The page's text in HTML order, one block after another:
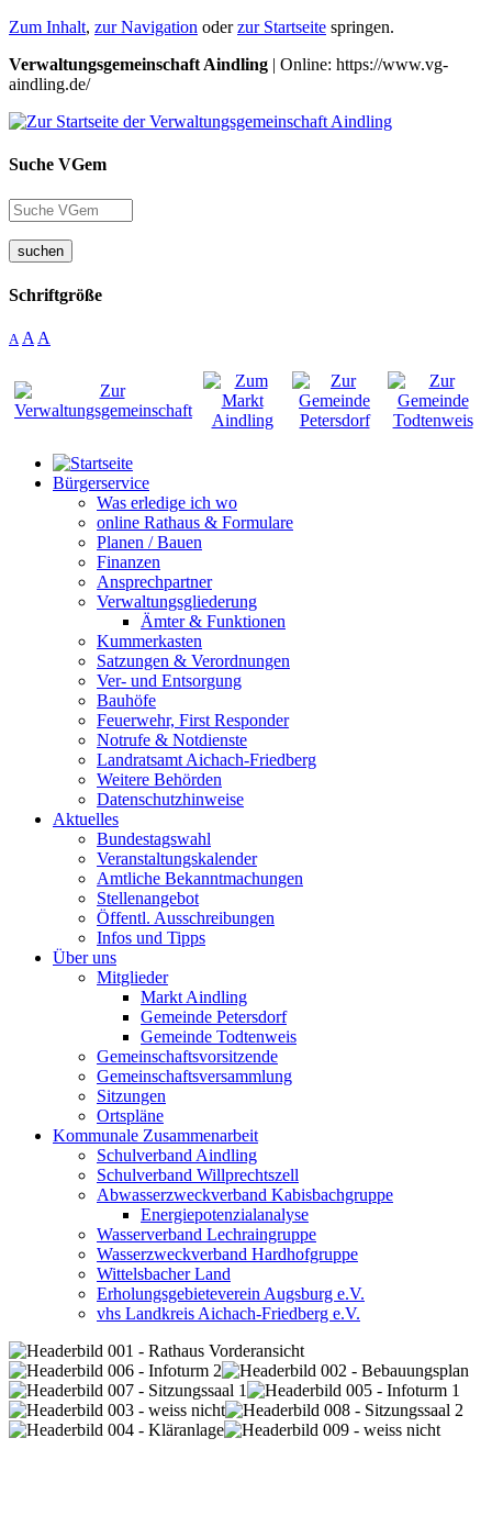
Zum Inhalt, zur Navigation oderzur Startseite springen.
Verwaltungsgemeinschaft Aindling | Online: https://www.vg-
aindling.de/
Suche VGem
suchen
Schriftgröße
A A A
Bürgerservice
Was erledige ich wo
online Rathaus & Formulare
Planen / Bauen
Finanzen
Ansprechpartner
Verwaltungsgliederung
Ämter & Funktionen
Kummerkasten
Satzungen & Verordnungen
Ver- und Entsorgung
Bauhöfe
Feuerwehr, First Responder
Notrufe & Notdienste
Landratsamt Aichach-Friedberg
Weitere Behörden
Datenschutzhinweise
Aktuelles
Bundestagswahl
Veranstaltungskalender
Amtliche Bekanntmachungen
Stellenangebot
Öffentl. Ausschreibungen
Infos und Tipps
Über uns
Mitglieder
Markt Aindling
Gemeinde Petersdorf
Gemeinde Todtenweis
Gemeinschaftsvorsitzende
Gemeinschaftsversammlung
Sitzungen
Ortspläne
Kommunale Zusammenarbeit
Schulverband Aindling
Schulverband Willprechtszell
Abwasserzweckverband Kabisbachgruppe
Energiepotenzialanalyse
Wasserverband Lechraingruppe
Wasserzweckverband Hardhofgruppe
Wittelsbacher Land
Erholungsgebieteverein Augsburg e.V.
vhs Landkreis Aichach-Friedberg e.V.